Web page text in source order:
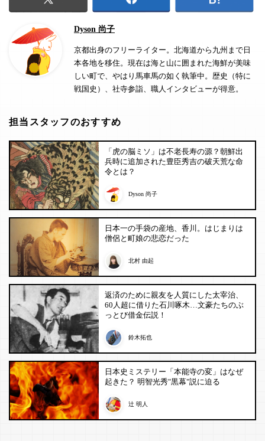
Dyson 尚子
京都出身のフリーライター。北海道から九州まで日
本各地を移住。現在は海と山に囲まれた海鮮が美味
しい町で、やはり馬車馬の如く執筆中。歴史（特に
戦国史）、社寺参詣、職人インタビューが得意。
担当スタッフのおすすめ
「虎の脳ミソ」は不老長寿の源？朝鮮出
兵時に追加された豊臣秀吉の破天荒な命
令とは？
Dyson 尚子
日本一の手袋の産地、香川。はじまりは
僧侶と町娘の悲恋だった
北村 由起
返済のために親友を人質にした太宰治、
60人超に借りた石川啄木…文豪たちのぶ
っとび借金伝説！
鈴木拓也
日本史ミステリー「本能寺の変」はなぜ
起きた？ 明智光秀"黒幕"説に迫る
辻 明人